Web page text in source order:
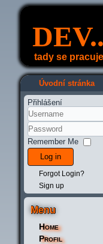
tady se
Úvodní stránka
Přihlášení
Remember Me
Log in
Forgot Login?
Sign up
Menu
Home
Profil